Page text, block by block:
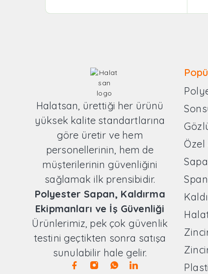
Halatsan, ürettiği her ürünü
yüksek kalite standartlarına
göre üretir ve hem
personellerinin, hem de
müşterilerinin güvenliğini
sağlamak ilk prensibidir.
Polyester Sapan, Kaldırma
Ekipmanları ve İş Güvenliği
Ürünlerimiz, pek çok güvenlik
testini geçtikten sonra satışa
sunulabilir hale gelir.